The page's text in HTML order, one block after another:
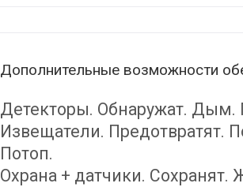
Дополнительные возможности
Детекторы. Обнаружат. Дым.
Извещатели. Предотвратят.
Потоп.
Охрана + датчики.